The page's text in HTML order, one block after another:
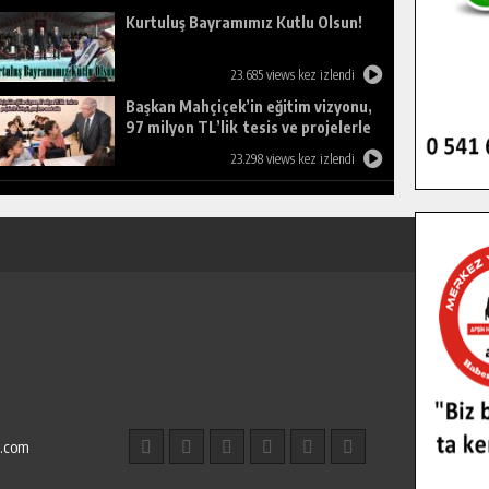
Kurtuluş Bayramımız Kutlu Olsun!
23.685 views kez izlendi
Başkan Mahçiçek’in eğitim vizyonu,
97 milyon TL’lik tesis ve projelerle
23.298 views kez izlendi